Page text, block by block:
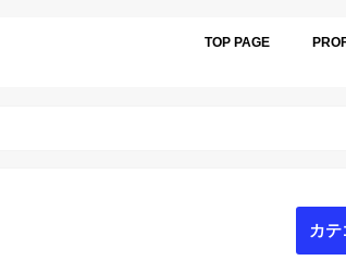
TOP PAGE
カテ